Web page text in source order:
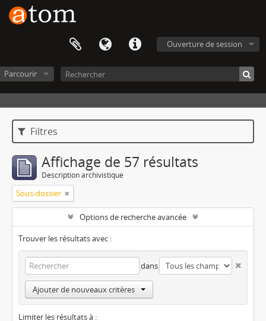
Ouverture de session
Parcourir
Filtres
Affichage de 57 résultats
Description archivistique
Sous-dossier
Options de recherche avancée
Trouver les résultats avec :
dans
Ajouter de nouveaux critères
Limiter les résultats à :